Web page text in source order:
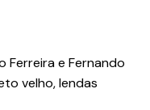
e Fernando
velho, lendas